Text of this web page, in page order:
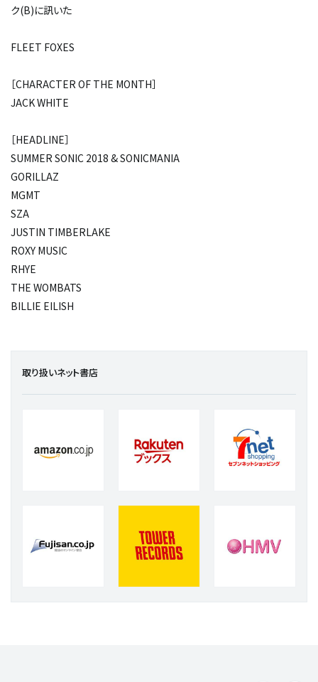
ク(B)に訊いた
FLEET FOXES
［CHARACTER OF THE MONTH］
JACK WHITE
［HEADLINE］
SUMMER SONIC 2018 & SONICMANIA
GORILLAZ
MGMT
SZA
JUSTIN TIMBERLAKE
ROXY MUSIC
RHYE
THE WOMBATS
BILLIE EILISH
取り扱いネット書店